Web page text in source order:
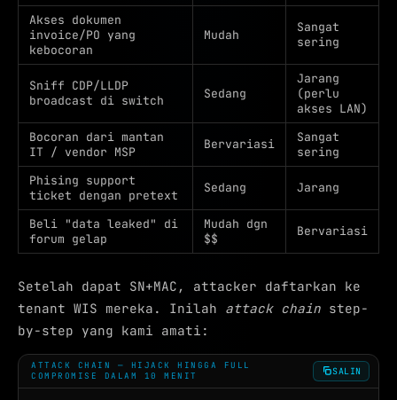
Akses dokumen
invoice/PO yang
kebocoran
Mudah
Sangat
sering
Sniff CDP/LLDP
broadcast di switch
Sedang
Jarang
(perlu
akses LAN)
Bocoran dari mantan
IT / vendor MSP
Bervariasi
Sangat
sering
Phising support
ticket dengan pretext
Sedang Jarang
Beli "data leaked" di
forum gelap
Mudah dgn
$$
Bervariasi
Setelah dapat SN+MAC, attacker daftarkan ke
tenant WIS mereka. Inilah attack chain step-
by-step yang kami amati:
ATTACK CHAIN — HIJACK HINGGA FULL
COMPROMISE DALAM 10 MENIT
SALIN